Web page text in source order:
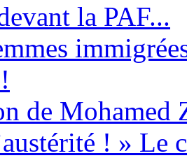
la PAF...
de Mohamed
! » Le